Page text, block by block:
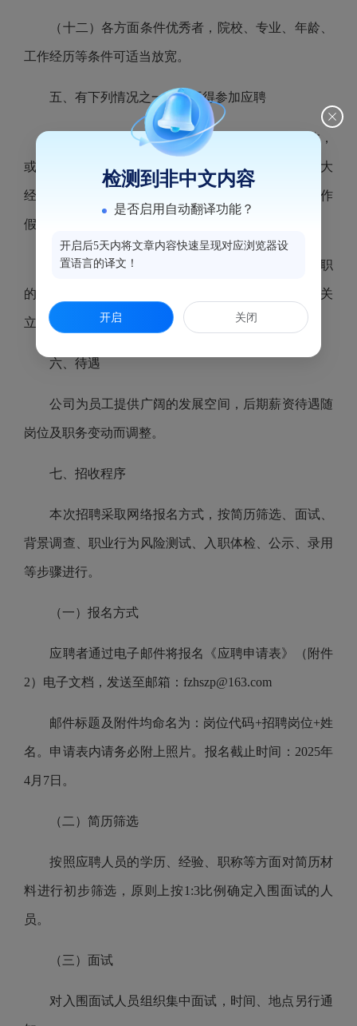
（十二）各方面条件优秀者，院校、专业、年龄、
工作经历等条件可适当放宽。
五、有下列情况之一的，不得参加应聘
1.因个人原因，发生安全、质量等重大责任事故，
或出现严重亏损，造成国有或集体资产严重流失和重大
经济损失的；个人在企业经营管理活动中有重大弄虚作
假行为的；
2.受过司法机关刑事处罚的；曾被辞退或开除公职
的；正在党纪、政纪处分期限内的；正在接受司法机关
立案侦查或纪检监察机关立案审查的。
六、待遇
公司 为员工提供广阔的发展空间，后期薪资待遇随
岗位及职务变动而调整。
七、招收程序
本次招聘采取网络报名方式，按简历筛选、面试、
背景调查、职业行为风险测试、入职体检、公示、录用
等步骤进行。
（一）报名方式
应聘者通过电子邮件将报名《应聘申请表》 （附件
2） 电子文档，发送至邮箱： fzhszp@163.com
邮件标题及附件均命名为：岗位代码+招聘岗位+姓
名。 申请表内请务必附上照片。 报名截止时间： 2025年
4月7日 。
（二）简历筛选
按照应聘人员的学历、经验、职称等方面对简历材
料进行初步筛选 ，原则上按1:3比例确定入围面试的人
员 。
（三）面试
对入围面试人员组织集中面试，时间、地点另行通
检测到非中文内容
是否启用自动翻译功能？
开启后5天内将文章内容快速呈现对应浏览器设
置语言的译文！
开启 关闭